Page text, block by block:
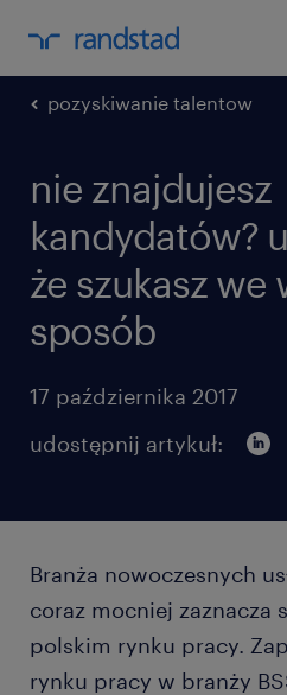
pozyskiwanie talentow
nie znajdujesz
kandydatów?
że szukasz we
sposób
17 października 2017
udostępnij artykuł:
Branża nowoczesnych
coraz mocniej zaznacza
polskim rynku pracy.
rynku pracy w branży